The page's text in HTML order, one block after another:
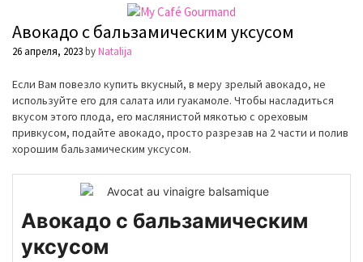
Авокадо с бальзамическим уксусом
26 апреля, 2023byNatalija
Если Вам повезло купить вкусный, в меру зрелый авокадо, не
используйте его для салата или гуакамоле. Чтобы насладиться
вкусом этого плода, его маслянистой мякотью с ореховым
привкусом, подайте авокадо, просто разрезав на 2 части и полив
хорошим бальзамическим уксусом.
Авокадо с бальзамическим
уксусом